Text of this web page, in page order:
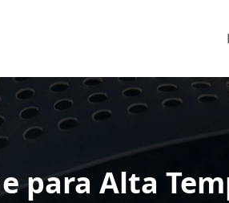
para Alta